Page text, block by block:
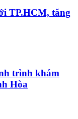
TP.HCM, tăng
trình khám
Hòa